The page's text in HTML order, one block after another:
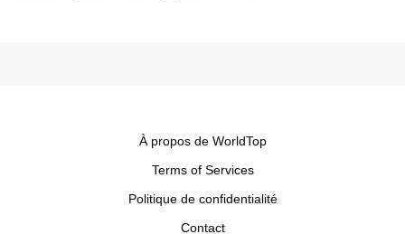
À propos de WorldTop
Terms of Services
Politique de confidentialité
Contact